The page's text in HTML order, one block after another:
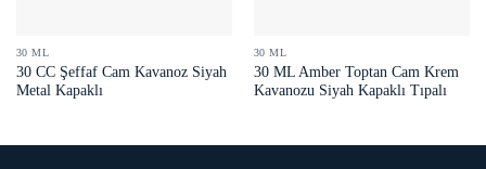
30 ML
30 CC Şeffaf Cam Kavanoz Siyah
Metal Kapaklı
30 ML
30 ML Amber Toptan Cam Krem
Kavanozu Siyah Kapaklı Tıpalı